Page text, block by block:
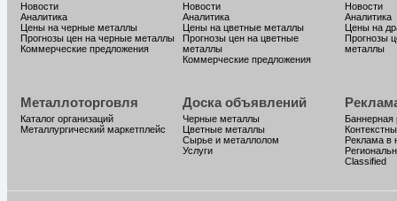
Новости
Аналитика
Цены на черные металлы
Прогнозы цен на черные металлы
Коммерческие предложения
Новости
Аналитика
Цены на цветные металлы
Прогнозы цен на цветные
металлы
Коммерческие предложения
Новости
Аналитика
Цены на
Прогнозы
металлы
Металлоторговля
Каталог организаций
Металлургический маркетплейс
Доска объявлений
Черные металлы
Цветные металлы
Сырье и металлолом
Услуги
Баннерная
Реклама в
Classified